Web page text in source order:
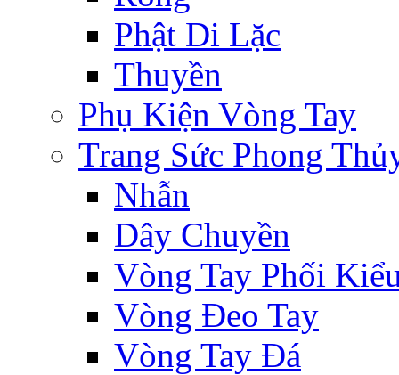
Phật Di Lặc
Thuyền
Phụ Kiện Vòng Tay
Trang Sức Phong
Nhẫn
Dây Chuyền
Vòng Tay Phối
Vòng Đeo Tay
Vòng Tay Đá